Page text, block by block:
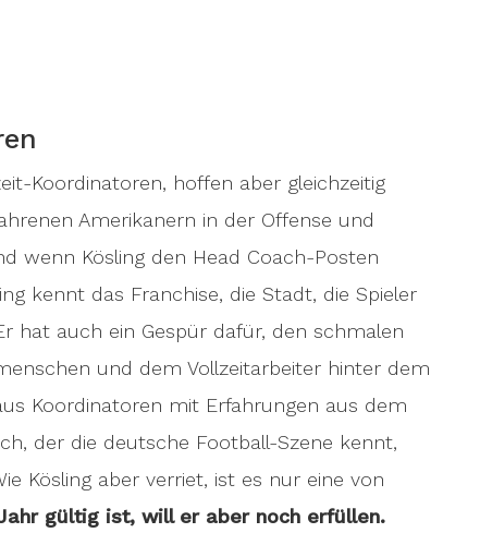
Koordinatoren, hoffen aber gleichzeitig
Amerikanern in der Offense und
wenn Kösling den Head Coach-Posten
kennt das Franchise, die Stadt, die Spieler
hat auch ein Gespür dafür, den schmalen
und dem Vollzeitarbeiter hinter dem
Koordinatoren mit Erfahrungen aus dem
der die deutsche Football-Szene kennt,
Kösling aber verriet, ist es nur eine von
gültig ist, will er aber noch erfüllen.